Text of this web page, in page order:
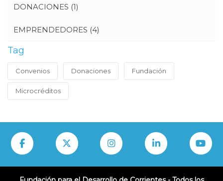
DONACIONES (1)
EMPRENDEDORES (4)
Tag
Convenios Donaciones Fundación
Microcréditos